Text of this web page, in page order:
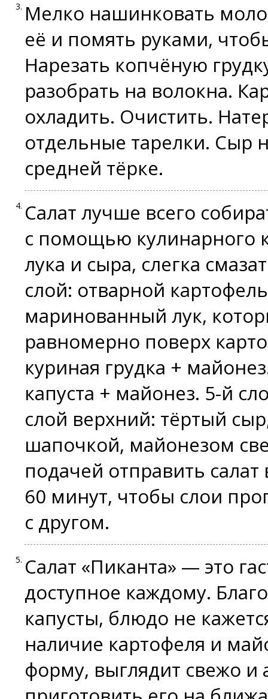
Мелко нашинковать
её и помять руками,
Нарезать копчёную
разобрать на волокна.
охладить. Очистить.
отдельные тарелки. Сыр
средней тёрке.
Салат лучше всего
с помощью кулинарного
лука и сыра, слегка
слой: отварной
маринованный лук,
равномерно поверх
куриная грудка +
капуста + майонез. 5-й
слой верхний: тёртый
шапочкой, майонезом
подачей отправить
60 минут, чтобы слои
с другом.
Салат «Пиканта» — это
доступное каждому.
капусты, блюдо не
наличие картофеля и
форму, выглядит свежо и